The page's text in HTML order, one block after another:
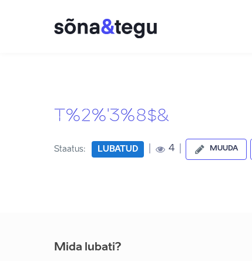
T%2%'3%8$&
Staatus: LUBATUD 4 MUUDA
Mida lubati?